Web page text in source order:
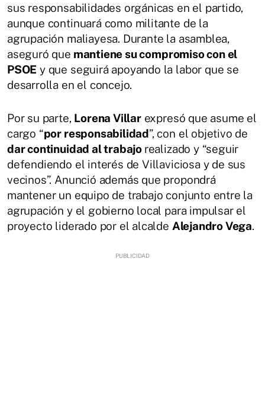
sus responsabilidades orgánicas en el partido,
aunque continuará como militante de la
agrupación maliayesa. Durante la asamblea,
aseguró que mantiene su compromiso con el
PSOE y que seguirá apoyando la labor que se
desarrolla en el concejo.
Por su parte, Lorena Villarexpresó que asume el
cargo “por responsabilidad”, con el objetivo de
dar continuidad al trabajo realizado y “seguir
defendiendo el interés de Villaviciosa y de sus
vecinos”. Anunció además que propondrá
mantener un equipo de trabajo conjunto entre la
agrupación y el gobierno local para impulsar el
proyecto liderado por el alcalde Alejandro Vega.